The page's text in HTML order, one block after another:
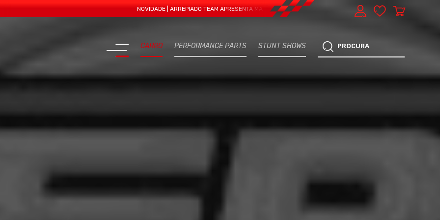
NOVIDADE | ARREPIADO TEAM APRESENTA MAIS UMA VERTENTE - EXPRESS CAR SERVICE, MANUTENÇÃO DO TEU
CARRO PERFORMANCE PARTS STUNT SHOWS